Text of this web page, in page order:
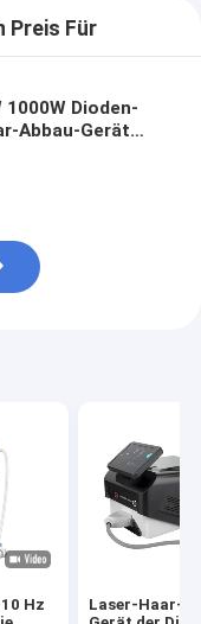
Preis Für
1000W Dioden-
Abbau-Gerät
Hz
Laser-Haar-